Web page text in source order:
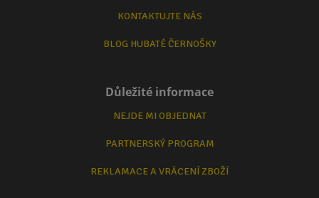
KONTAKTUJTE NÁS
BLOG HUBATÉ ČERNOŠKY
Důležité informace
NEJDE MI OBJEDNAT
PARTNERSKÝ PROGRAM
REKLAMACE A VRÁCENÍ ZBOŽÍ